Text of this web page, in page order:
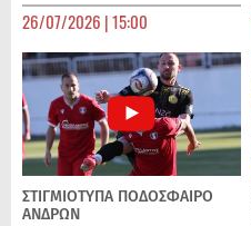
26/07/2026 | 15:00
ΣΤΙΓΜΙΟΤΥΠΑ ΠΟΔΌΣΦΑΙΡΟ
ΑΝΔΡΏΝ